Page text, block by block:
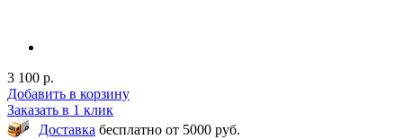
3 100 р.
Добавить в корзину
Заказать в 1 клик
Доставка бесплатно от 5000 руб.